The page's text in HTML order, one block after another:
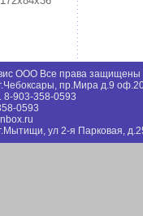
ООО Все права защищены
пр.Мира д.9
8-903-358-0593
0593
ул 2-я Парковая,